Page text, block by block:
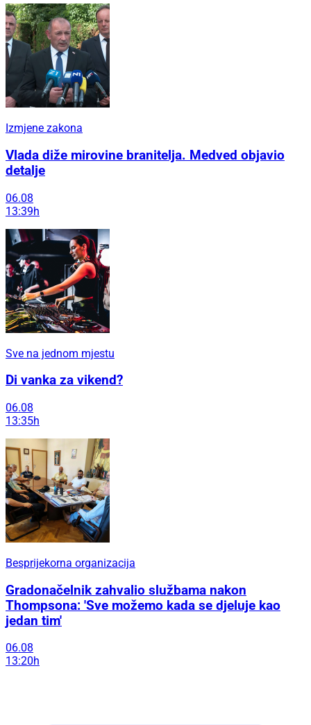
Izmjene zakona
Vlada diže mirovine branitelja. Medved objavio
detalje
06.08
13:39h
Sve na jednom mjestu
Di vanka za vikend?
06.08
13:35h
Besprijekorna organizacija
Gradonačelnik zahvalio službama nakon
Thompsona: 'Sve možemo kada se djeluje kao
jedan tim'
06.08
13:20h